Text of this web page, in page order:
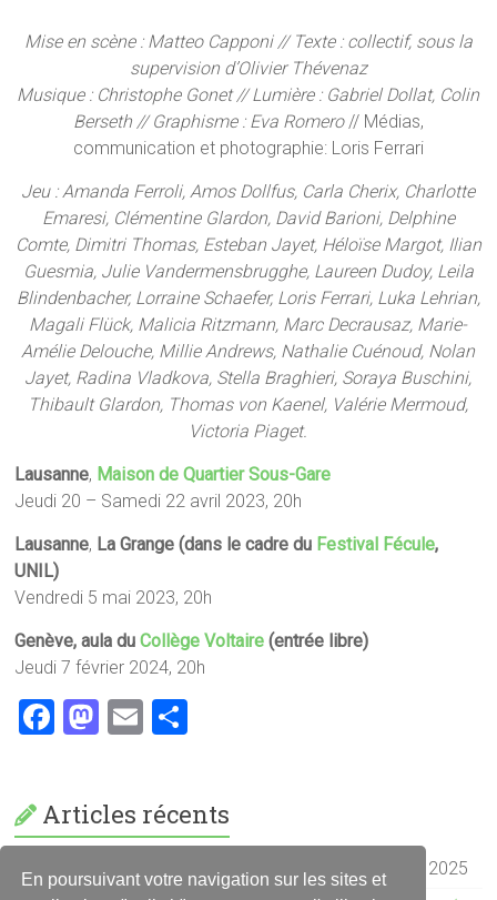
En poursuivant votre navigation sur les sites et
Mise en scène : Matteo Capponi // Texte : collectif, sous la
supervision d’Olivier Thévenaz
Musique : Christophe Gonet // Lumière : Gabriel Dollat, Colin
Berseth // Graphisme : Eva Romero// Médias,
communication et photographie: Loris Ferrari
Jeu : Amanda Ferroli, Amos Dollfus, Carla Cherix, Charlotte
Emaresi, Clémentine Glardon, David Barioni, Delphine
Comte, Dimitri Thomas, Esteban Jayet, Héloïse Margot, Ilian
Guesmia, Julie Vandermensbrugghe, Laureen Dudoy, Leila
Blindenbacher, Lorraine Schaefer, Loris Ferrari, Luka Lehrian,
Magali Flück, Malicia Ritzmann, Marc Decrausaz, Marie-
Amélie Delouche, Millie Andrews, Nathalie Cuénoud, Nolan
Jayet, Radina Vladkova, Stella Braghieri, Soraya Buschini,
Thibault Glardon, Thomas von Kaenel, Valérie Mermoud,
Victoria Piaget.
Lausanne, Maison de Quartier Sous-Gare
Jeudi 20 – Samedi 22 avril 2023, 20h
Lausanne, La Grange (dans le cadre du Festival Fécule,
UNIL)
Vendredi 5 mai 2023, 20h
Genève, aula duCollège Voltaire (entrée libre)
Jeudi 7 février 2024, 20h
F
b
o
M
o
d
E
l
g
er
Articles récents
Rentrée TALMA 2025: « Post Mortem »
10 décembre 2025